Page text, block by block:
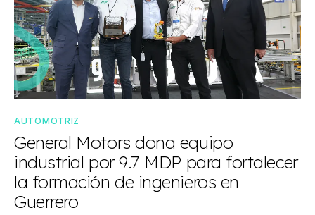
AUTOMOTRIZ
General Motors dona equipo
industrial por 9.7 MDP para fortalecer
la formación de ingenieros en
Guerrero